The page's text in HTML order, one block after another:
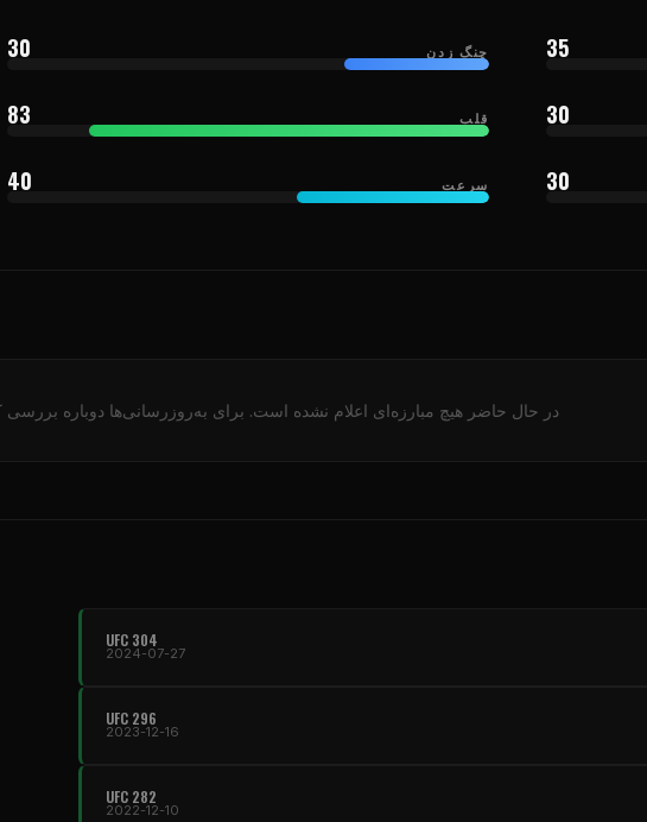
35 چنگ زدن 30
30 قلب 83
30 سرعت 40
در حال حاضر هیچ مبارزه‌ای اعلام نشده است. برای به‌روزرسانی‌ها دوباره بررسی
UFC 304
2024-07-27
UFC 296
2023-12-16
UFC 282
2022-12-10